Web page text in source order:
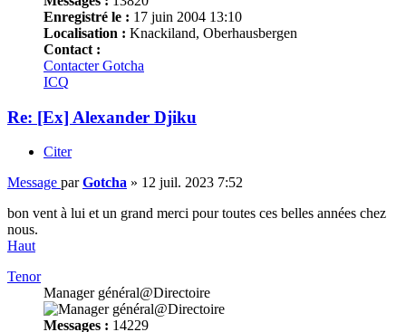
Enregistré le : 17 juin 2004 13:10
Localisation : Knackiland, Oberhausbergen
Contact :
Contacter Gotcha
ICQ
Re: [Ex] Alexander Djiku
Citer
Message parGotcha » 12 juil. 2023 7:52
bon vent à lui et un grand merci pour toutes ces belles années chez
nous.
Haut
Tenor
Manager général@Directoire
Messages : 14229